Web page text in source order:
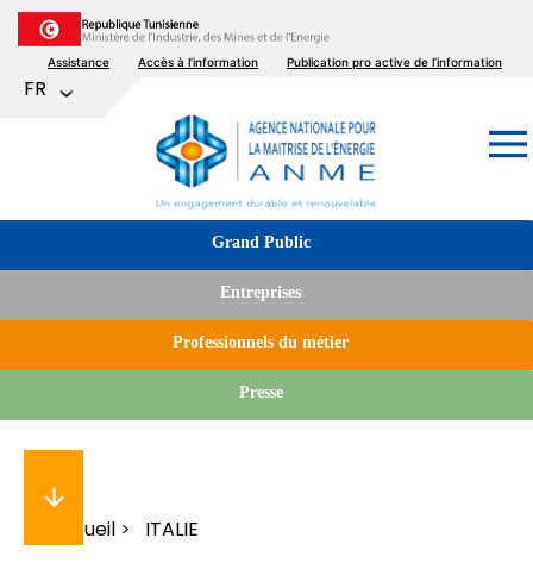
Aller
au
contenu
principal
Top
menu
Assistance Accès à l'information Publication pro active de l’information
FR
Lister les actions supplémentaires
Grand Public
Entreprises
Professionnels du métier
Presse
Fil
Accueil ITALIE